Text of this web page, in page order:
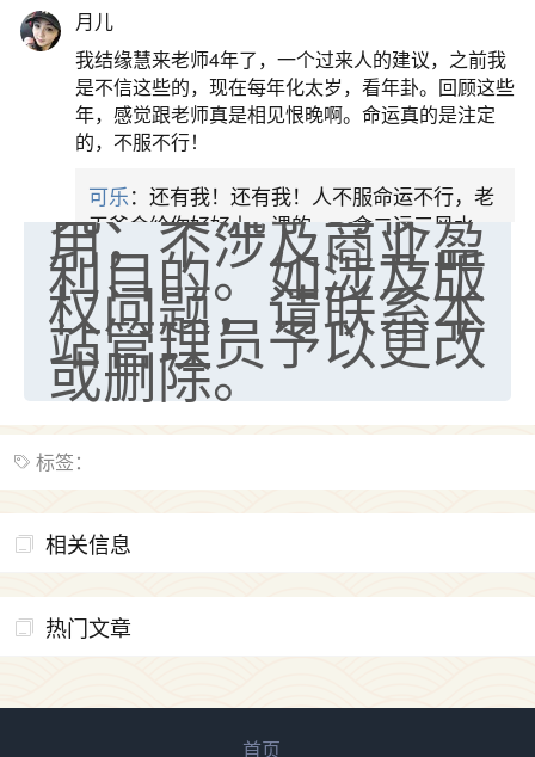
免责声明：本站所
提供的内容均来源
于网友提供或网络
搜集，由本站编辑
整理，仅供个人研
究、交流学习使
用，不涉及商业盈
利目的。如涉及版
权问题，请联系本
站管理员予以更改
或删除。
标签：
相关信息
热门文章
月儿
我结缘慧来老师4年了，一个过来人的建议，之前我
是不信这些的，现在每年化太岁，看年卦。回顾这些
年，感觉跟老师真是相见恨晚啊。命运真的是注定
的，不服不行！
可乐：还有我！还有我！人不服命运不行，老
天爷会给你好好上一课的。一命二运三风水，
哪样不服都不行！
平安是福：我也是每年找老师化太岁，看年
卦，认识老师3年了，都是缘分啊！
17分钟前 来自湖北 19
我是做餐饮的，这两年，生意屡屡受挫，店开一家关
家底快败光了，真是倒霉！我也想找人看看到底怎么
回事？
鹿森：你可以找老师看看，人有时不服命不行
啊！
太阳当空赵
址、风水、还有开业日子，哪哪都看了，虽然
大环境不好，但是我家生意还可以，前几天又
首页